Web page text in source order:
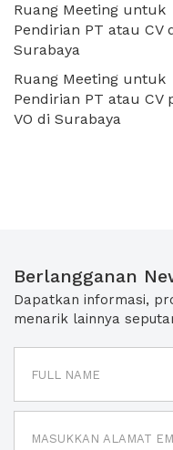
Ruang Meeting untuk
Pendirian PT atau CV
Surabaya
Ruang Meeting untuk
Pendirian PT atau CV
VO di Surabaya
Berlangganan
Dapatkan informasi,
menarik lainnya